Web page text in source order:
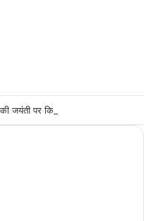
जयंती पर किया नमन